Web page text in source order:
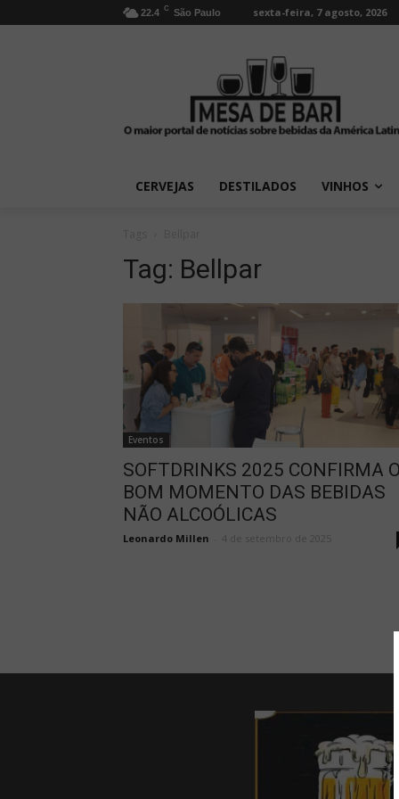
22.4 C São Paulo sexta-feira, 7 agosto, 2026
CERVEJAS DESTILADOS VINHOS
Tag: Bellpar
Eventos
SOFTDRINKS 2025 CONFIRMA
BOM MOMENTO DAS BEBIDAS
NÃO ALCOÓLICAS
Leonardo Millen 4 de setembro de 2025